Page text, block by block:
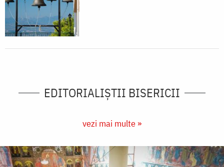
EDITORIALIȘTII BISERICII
vezi mai multe »